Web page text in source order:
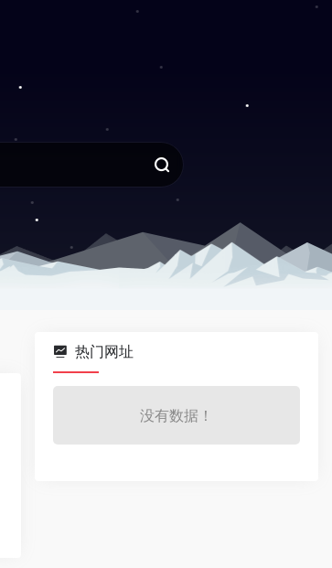
热门网址
没有数据！